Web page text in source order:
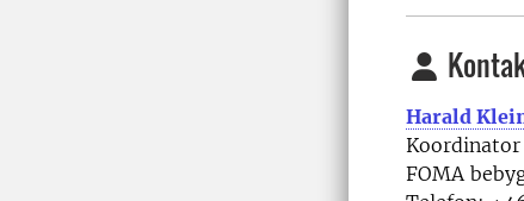
Harald
FOMA